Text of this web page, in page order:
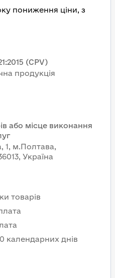
пониження ціни, з
(CPV)
продукція
або місце виконання
1, м.Полтава,
Україна
товарів
календарних днів